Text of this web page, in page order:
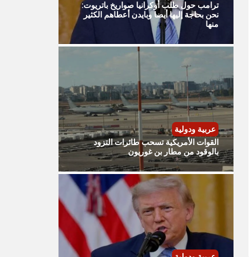
ترامب حول طلب أوكرانيا صواريخ باتريوت:
نحن بحاجة إليها أيضا وبايدن أعطاهم الكثير
منها
عربية ودولية
القوات الأمريكية تسحب طائرات التزود
بالوقود من مطار بن غوريون